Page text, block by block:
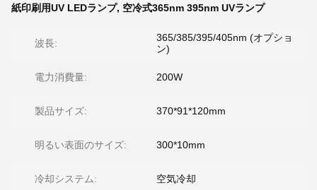
紙印刷用UV LEDランプ, 空冷式365nm 395nm UVランプ
波長:
365/385/395/405nm (オプショ
ン)
電力消費量: 200W
製品サイズ: 370*91*120mm
明るい表面のサイズ: 300*10mm
冷却システム: 空気冷却